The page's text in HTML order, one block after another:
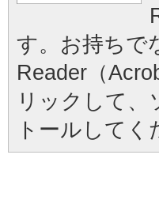
す。お持ちで
Reader（
リックして
トールしてく